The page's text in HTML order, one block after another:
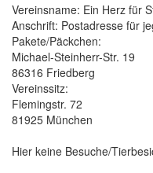
Vereinsname: Ein Herz für
Anschrift: Postadresse für
Pakete/Päckchen:
Michael-Steinherr-Str. 19
86316 Friedberg
Vereinssitz:
Flemingstr. 72
81925 München
Hier keine Besuche/